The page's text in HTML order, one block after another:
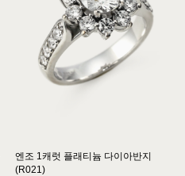
엔조 1캐럿 플래티늄 다이아반지
(R021)